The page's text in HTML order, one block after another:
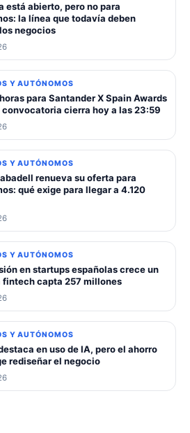
está abierto, pero no para
la línea que todavía deben
negocios
Y AUTÓNOMOS
para Santander X Spain Awards
cierra hoy a las 23:59
Y AUTÓNOMOS
renueva su oferta para
qué exige para llegar a 4.120
Y AUTÓNOMOS
en startups españolas crece un
fintech capta 257 millones
Y AUTÓNOMOS
en uso de IA, pero el ahorro
rediseñar el negocio